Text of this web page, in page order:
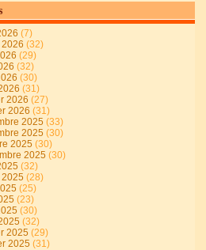
(7)
(32)
(29)
(32)
(30)
(31)
2026 (27)
2026 (31)
2025 (33)
2025 (30)
2025 (30)
2025 (30)
(32)
(28)
(25)
(23)
(30)
(32)
2025 (29)
2025 (31)